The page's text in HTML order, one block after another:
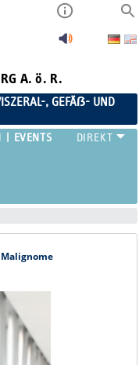
A. ö. R.
, GEFÄẞ- UND
EVENTS